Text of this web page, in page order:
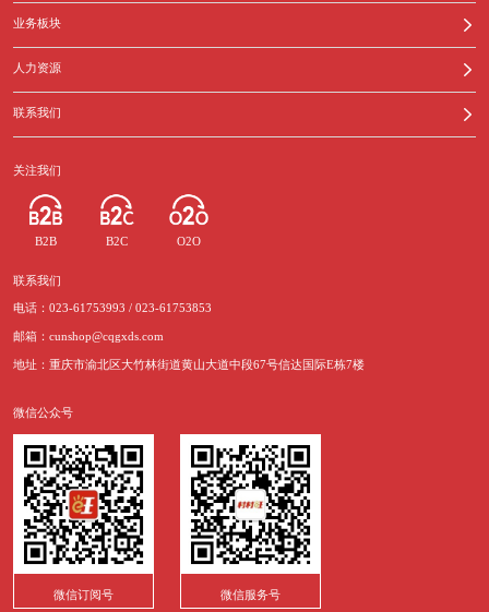
业务板块
人力资源
联系我们
关注我们
B2B B2C O2O
联系我们
电话：023-61753993 / 023-61753853
邮箱：cunshop@cqgxds.com
地址：重庆市渝北区大竹林街道黄山大道中段67号信达国际E栋7楼
微信公众号
微信订阅号 微信服务号